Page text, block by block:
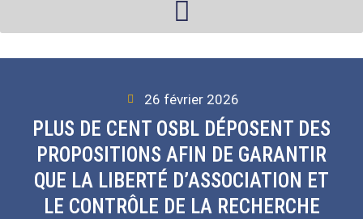
26 février 2026
PLUS DE CENT OSBL DÉPOSENT DES
PROPOSITIONS AFIN DE GARANTIR
QUE LA LIBERTÉ D’ASSOCIATION ET
LE CONTRÔLE DE LA RECHERCHE